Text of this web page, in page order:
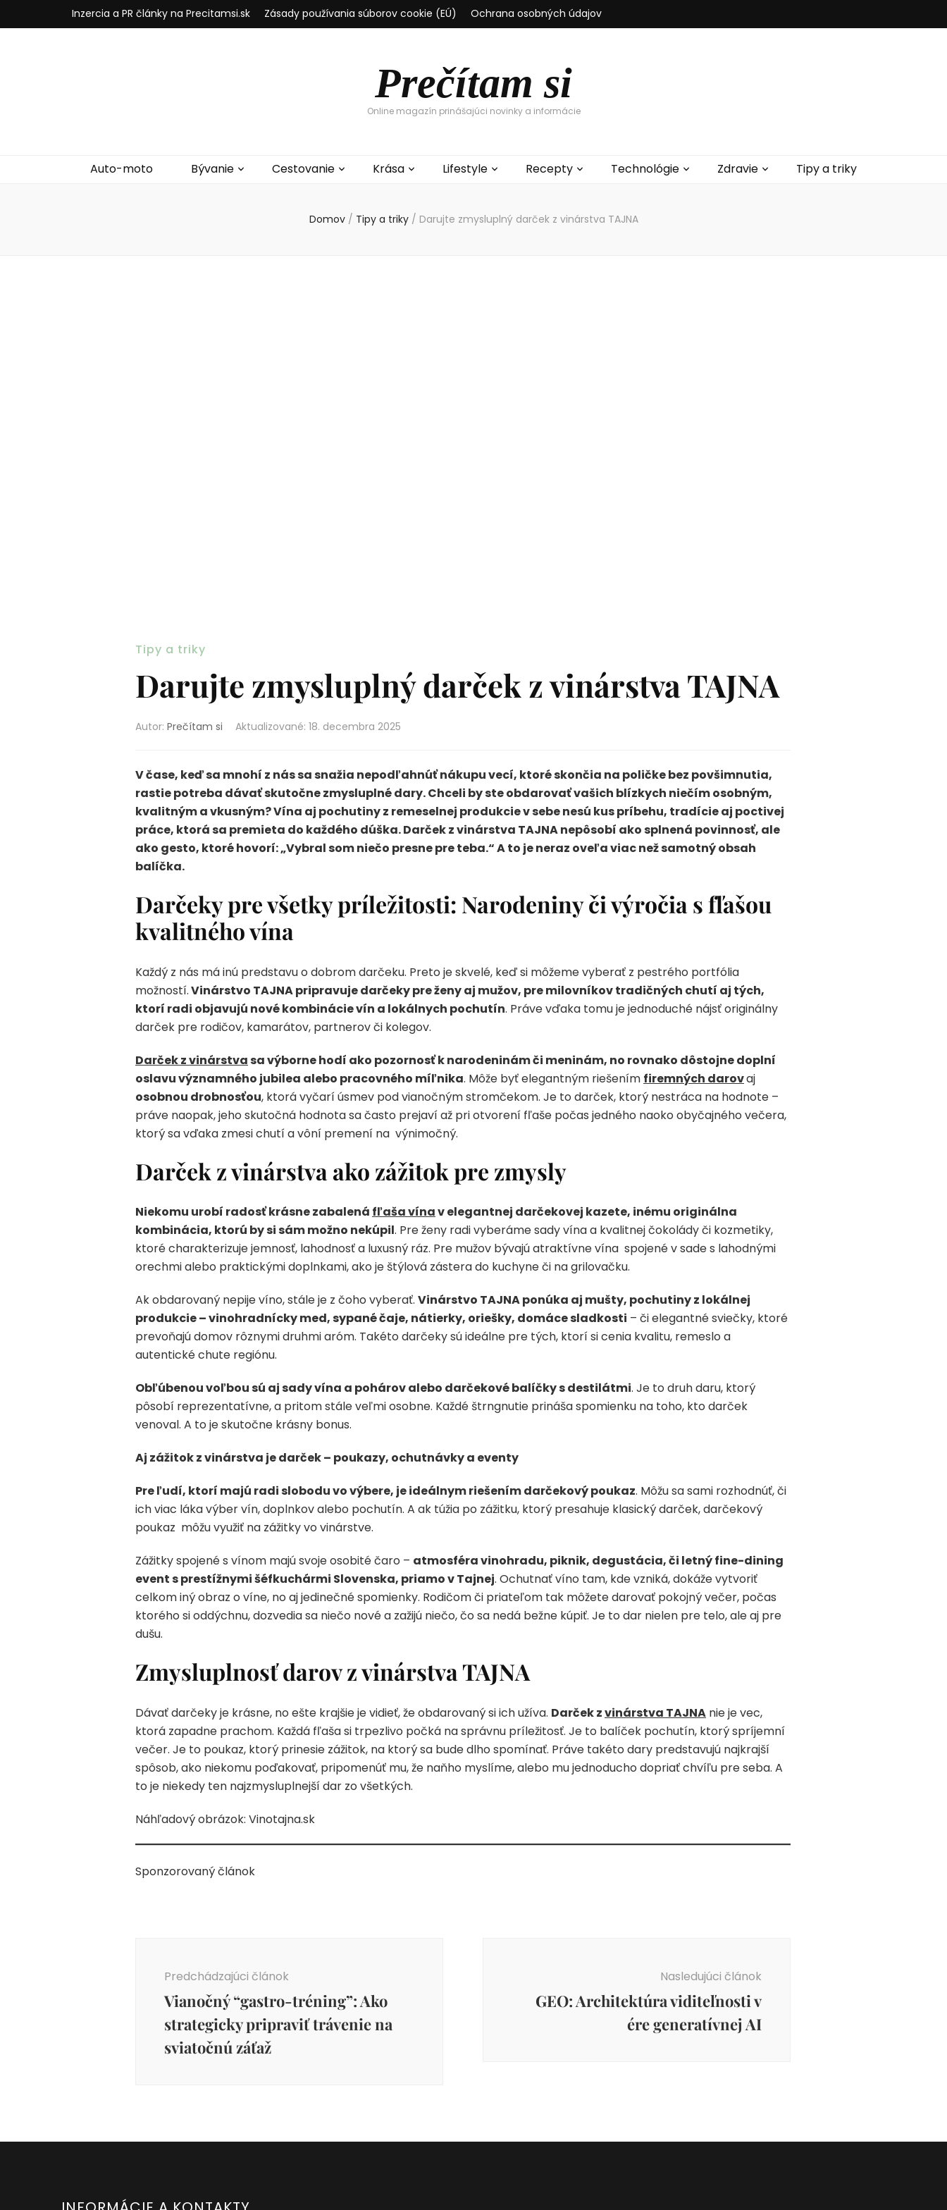
Inzercia a PR články na Precitamsi.sk Zásady používania súborov cookie (EÚ) Ochrana osobných údajov
Prečítam si
Online magazín prinášajúci novinky a informácie
Auto-moto Bývanie Cestovanie Krása Lifestyle Recepty Technológie Zdravie Tipy a triky
Domov / Tipy a triky / Darujte zmysluplný darček z vinárstva TAJNA
Tipy a triky
Darujte zmysluplný darček z vinárstva TAJNA
Autor: Prečítam si Aktualizované: 18. decembra 2025
V čase, keď sa mnohí z nás sa snažia nepodľahnúť nákupu vecí, ktoré skončia na poličke bez povšimnutia,
rastie potreba dávať skutočne zmysluplné dary. Chceli by ste obdarovať vašich blízkych niečím osobným,
kvalitným a vkusným? Vína aj pochutiny z remeselnej produkcie v sebe nesú kus príbehu, tradície aj poctivej
práce, ktorá sa premieta do každého dúška. Darček z vinárstva TAJNA nepôsobí ako splnená povinnosť, ale
ako gesto, ktoré hovorí: „Vybral som niečo presne pre teba.“ A to je neraz oveľa viac než samotný obsah
balíčka.
Darčeky pre všetky príležitosti: Narodeniny či výročia s fľašou
kvalitného vína
Každý z nás má inú predstavu o dobrom darčeku. Preto je skvelé, keď si môžeme vyberať z pestrého portfólia
možností.Vinárstvo TAJNA pripravuje darčeky pre ženy aj mužov, pre milovníkov tradičných chutí aj tých,
ktorí radi objavujú nové kombinácie vín a lokálnych pochutín. Práve vďaka tomu je jednoduché nájsť originálny
darček pre rodičov, kamarátov, partnerov či kolegov.
Darček z vinárstvasa výborne hodí ako pozornosť k narodeninám či meninám, no rovnako dôstojne doplní
oslavu významného jubilea alebo pracovného míľnika. Môže byť elegantným riešením firemných darovaj
osobnou drobnosťou, ktorá vyčarí úsmev pod vianočným stromčekom. Je to darček, ktorý nestráca na hodnote –
práve naopak, jeho skutočná hodnota sa často prejaví až pri otvorení fľaše počas jedného naoko obyčajného večera,
ktorý sa vďaka zmesi chutí a vôní premení na výnimočný.
Darček z vinárstva ako zážitok pre zmysly
Niekomu urobí radosť krásne zabalená fľaša vínav elegantnej darčekovej kazete, inému originálna
kombinácia, ktorú by si sám možno nekúpil. Pre ženy radi vyberáme sady vína a kvalitnej čokolády či kozmetiky,
ktoré charakterizuje jemnosť, lahodnosť a luxusný ráz. Pre mužov bývajú atraktívne vína spojené v sade s lahodnými
orechmi alebo praktickými doplnkami, ako je štýlová zástera do kuchyne či na grilovačku.
Ak obdarovaný nepije víno, stále je z čoho vyberať. Vinárstvo TAJNA ponúka aj mušty, pochutiny z lokálnej
produkcie – vinohradnícky med, sypané čaje, nátierky, oriešky, domáce sladkosti – či elegantné sviečky, ktoré
prevoňajú domov rôznymi druhmi aróm. Takéto darčeky sú ideálne pre tých, ktorí si cenia kvalitu, remeslo a
autentické chute regiónu.
Obľúbenou voľbou sú aj sady vína a pohárov alebo darčekové balíčky s destilátmi. Je to druh daru, ktorý
pôsobí reprezentatívne, a pritom stále veľmi osobne. Každé štrngnutie prináša spomienku na toho, kto darček
venoval. A to je skutočne krásny bonus.
Aj zážitok z vinárstva je darček – poukazy, ochutnávky a eventy
Pre ľudí, ktorí majú radi slobodu vo výbere, je ideálnym riešením darčekový poukaz. Môžu sa sami rozhodnúť, či
ich viac láka výber vín, doplnkov alebo pochutín. A ak túžia po zážitku, ktorý presahuje klasický darček, darčekový
poukaz môžu využiť na zážitky vo vinárstve.
Zážitky spojené s vínom majú svoje osobité čaro – atmosféra vinohradu, piknik, degustácia, či letný fine-dining
event s prestížnymi šéfkuchármi Slovenska, priamo v Tajnej. Ochutnať víno tam, kde vzniká, dokáže vytvoriť
celkom iný obraz o víne, no aj jedinečné spomienky. Rodičom či priateľom tak môžete darovať pokojný večer, počas
ktorého si oddýchnu, dozvedia sa niečo nové a zažijú niečo, čo sa nedá bežne kúpiť. Je to dar nielen pre telo, ale aj pre
dušu.
Zmysluplnosť darov z vinárstva TAJNA
Dávať darčeky je krásne, no ešte krajšie je vidieť, že obdarovaný si ich užíva. Darček zvinárstva TAJNA nie je vec,
ktorá zapadne prachom. Každá fľaša si trpezlivo počká na správnu príležitosť. Je to balíček pochutín, ktorý spríjemní
večer. Je to poukaz, ktorý prinesie zážitok, na ktorý sa bude dlho spomínať. Práve takéto dary predstavujú najkrajší
spôsob, ako niekomu poďakovať, pripomenúť mu, že naňho myslíme, alebo mu jednoducho dopriať chvíľu pre seba. A
to je niekedy ten najzmysluplnejší dar zo všetkých.
Náhľadový obrázok: Vinotajna.sk
Sponzorovaný článok
článku
Predchádzajúci článok
Vianočný “gastro-tréning”: Ako
strategicky pripraviť trávenie na
sviatočnú záťaž
Nasledujúci článok
GEO: Architektúra viditeľnosti v
ére generatívnej AI